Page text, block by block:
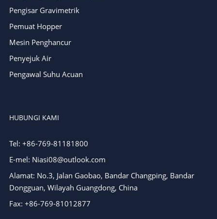
Pengisar Gravimetrik
Pemuat Hopper
Mesin Penghancur
Penyejuk Air
Pengawal Suhu Acuan
HUBUNGI KAMI
Tel: +86-769-81181800
E-mel: Niasi08@outlook.com
Alamat: No.3, Jalan Gaobao, Bandar Changping, Bandar
Dongguan, Wilayah Guangdong, China
Fax: +86-769-81012877